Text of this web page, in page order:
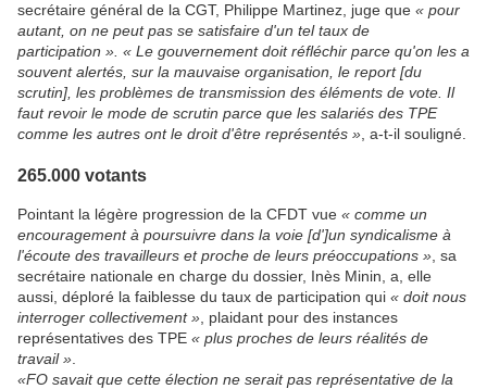
secrétaire général de la CGT, Philippe Martinez, juge que « pour
autant, on ne peut pas se satisfaire d'un tel taux de
participation ». « Le gouvernement doit réfléchir parce qu'on les a
souvent alertés, sur la mauvaise organisation, le report [du
scrutin], les problèmes de transmission des éléments de vote. Il
faut revoir le mode de scrutin parce que les salariés des TPE
comme les autres ont le droit d'être représentés » , a-t-il souligné.
265.000 votants
Pointant la légère progression de la CFDT vue « comme un
encouragement à poursuivre dans la voie [d']un syndicalisme à
l'écoute des travailleurs et proche de leurs préoccupations » , sa
secrétaire nationale en charge du dossier, Inès Minin, a, elle
aussi, déploré la faiblesse du taux de participation qui « doit nous
interroger collectivement » , plaidant pour des instances
représentatives des TPE « plus proches de leurs réalités de
travail »
«FO savait que cette élection ne serait pas représentative de la